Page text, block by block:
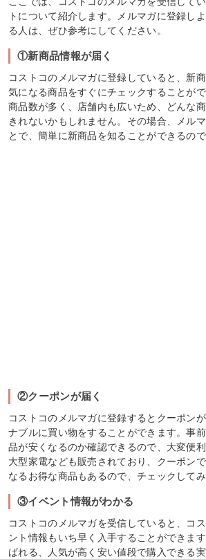
トについて紹介します。メルマガに登録し
る人は、ぜひ参考にしてください。
①新商品情報が届く
コストコのメルマガに登録していると、新
気になる商品をすぐにチェックすることが
商品数が多く、店舗内も広いため、どんな
きれないかもしれません。その場合、メル
とで、簡単に新商品を知ることができるので
②クーポンが届く
コストコのメルマガに登録するとクーポン
ナブルに買い物をすることができます。事
品が安くなるのか確認できるので、大変便
大型家電なども販売されており、クーポン
なるお得な商品もあるので、チェックしてみ
③イベント情報がわかる
コストコのメルマガを受信していると、コ
ント情報もいち早く入手することができま
ばれる、人気が高く安い値段で購入できる